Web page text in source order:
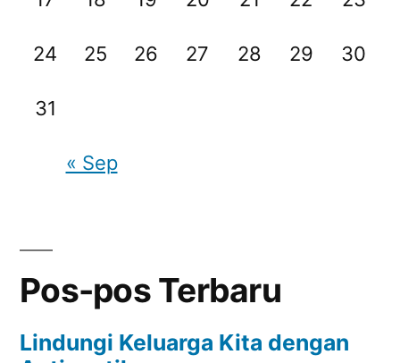
24 25 26 27 28 29 30
31
« Sep
Pos-pos Terbaru
Lindungi Keluarga Kita dengan